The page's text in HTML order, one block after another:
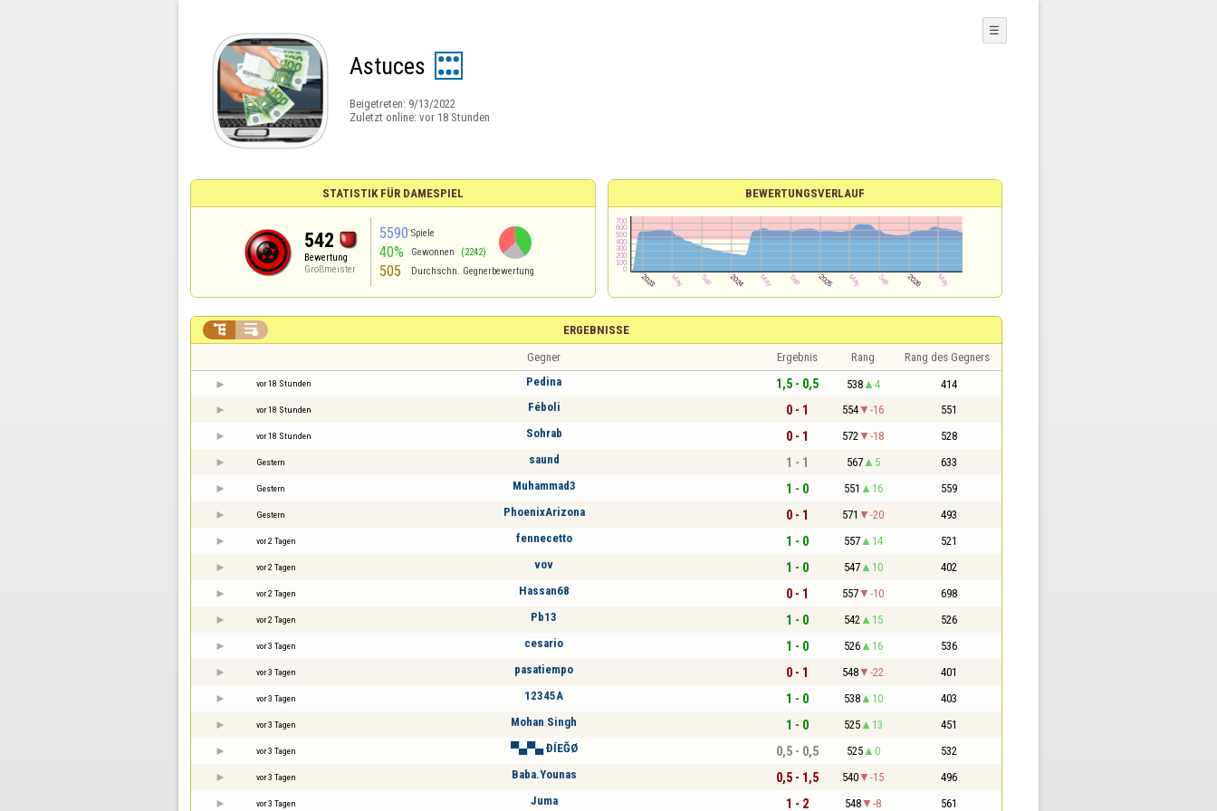
Astuces
Beigetreten: 9/13/2022
Zuletzt online: vor 18 Stunden
☰
STATISTIK FÜR DAMESPIEL
542
Bewertung
Großmeister
5590 Spiele
40% Gewonnen (2242)
505 Durchschn. Gegnerbewertung
BEWERTUNGSVERLAUF
ERGEBNISSE
 
Gegner Ergebnis Rang Rang des Gegners
vor 18 Stunden Pedina 1,5 - 0,5 538 4 414
vor 18 Stunden Féboli 0 - 1 554 -16 551
vor 18 Stunden Sohrab 0 - 1 572 -18 528
Gestern saund 1 - 1 567 5 633
Gestern Muhammad3 1 - 0 551 16 559
Gestern PhoenixArizona 0 - 1 571 -20 493
vor 2 Tagen fennecetto 1 - 0 557 14 521
vor 2 Tagen vov 1 - 0 547 10 402
vor 2 Tagen Hassan68 0 - 1 557 -10 698
vor 2 Tagen Pb13 1 - 0 542 15 526
vor 3 Tagen cesario 1 - 0 526 16 536
vor 3 Tagen pasatiempo 0 - 1 548 -22 401
vor 3 Tagen 12345A 1 - 0 538 10 403
vor 3 Tagen Mohan Singh 1 - 0 525 13 451
vor 3 Tagen ▀▄▀▄ ĐÍEĞØ 0,5 - 0,5 525 0 532
vor 3 Tagen Baba.Younas 0,5 - 1,5 540 -15 496
vor 3 Tagen Juma 1 - 2 548 -8 561